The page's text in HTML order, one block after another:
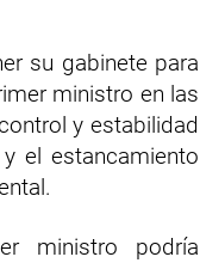
su gabinete para
ministro en las
y estabilidad
el estancamiento
ministro podría